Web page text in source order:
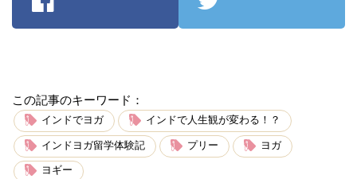
この記事のキーワード：
インドでヨガ インドで人生観が変わる！？
インドヨガ留学体験記 プリー ヨガ
ヨギー